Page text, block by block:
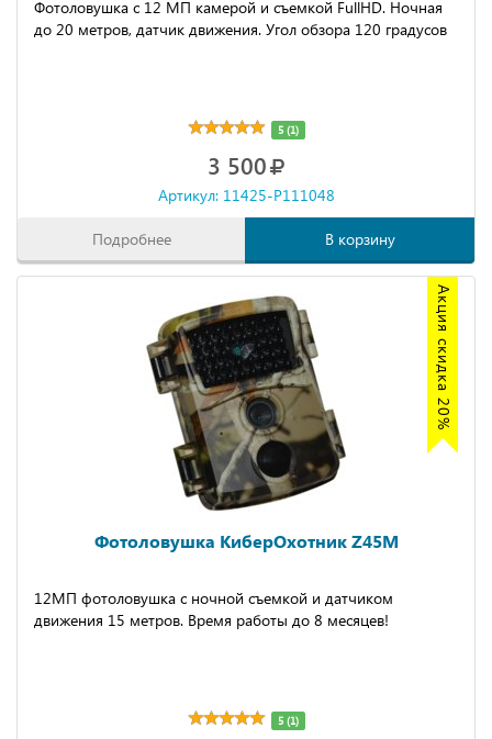
Фотоловушка с 12 МП камерой и съемкой FullHD. Ночная
до 20 метров, датчик движения. Угол обзора 120 градусов
5 (1)
3 500
Артикул: 11425-P111048
Подробнее В корзину
Акция скидка 20%
Фотоловушка КиберОхотник Z45M
12МП фотоловушка с ночной съемкой и датчиком
движения 15 метров. Время работы до 8 месяцев!
5 (1)